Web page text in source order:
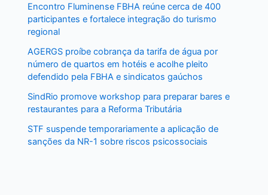
Encontro Fluminense FBHA reúne cerca de 400
participantes e fortalece integração do turismo
regional
AGERGS proíbe cobrança da tarifa de água por
número de quartos em hotéis e acolhe pleito
defendido pela FBHA e sindicatos gaúchos
SindRio promove workshop para preparar bares e
restaurantes para a Reforma Tributária
STF suspende temporariamente a aplicação de
sanções da NR-1 sobre riscos psicossociais